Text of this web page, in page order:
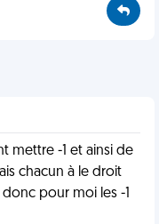
mettre -1 et ainsi de
chacun à le droit
pour moi les -1